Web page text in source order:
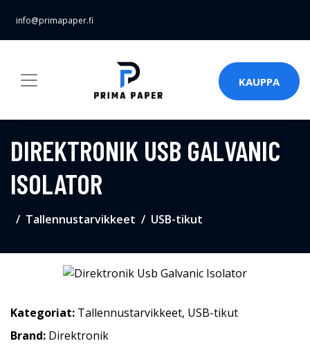
info@primapaper.fi
KAUPPA
DIREKTRONIK USB GALVANIC
ISOLATOR
Tallennustarvikkeet USB-tikut
Kategoriat: Tallennustarvikkeet, USB-tikut
Brand: Direktronik